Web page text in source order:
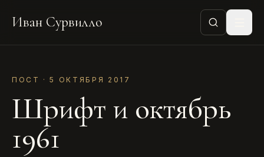
Иван Сурвилло
ПОСТ · 5 ОКТЯБРЯ 2017
Шрифт и октябрь
1961